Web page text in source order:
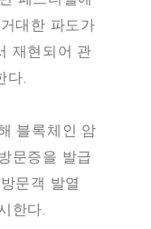
대한 파도가
재현되어 관
다.
블록체인 암
문증을 발급
문객 발열
한다.